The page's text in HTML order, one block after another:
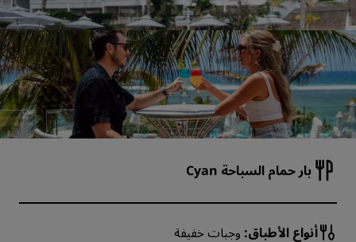
بار حمام السباحة Cyan
أنواع الأطباق: وجبات خفيفة